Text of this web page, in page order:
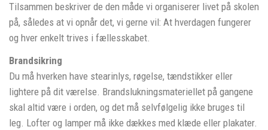
Tilsammen beskriver de den måde vi organiserer livet på skolen
på, således at vi opnår det, vi gerne vil: At hverdagen fungerer
og hver enkelt trives i fællesskabet.
Brandsikring
Du må hverken have stearinlys, røgelse, tændstikker eller
lightere på dit værelse. Brandslukningsmateriellet på gangene
skal altid være i orden, og det må selvfølgelig ikke bruges til
leg. Lofter og lamper må ikke dækkes med klæde eller plakater.